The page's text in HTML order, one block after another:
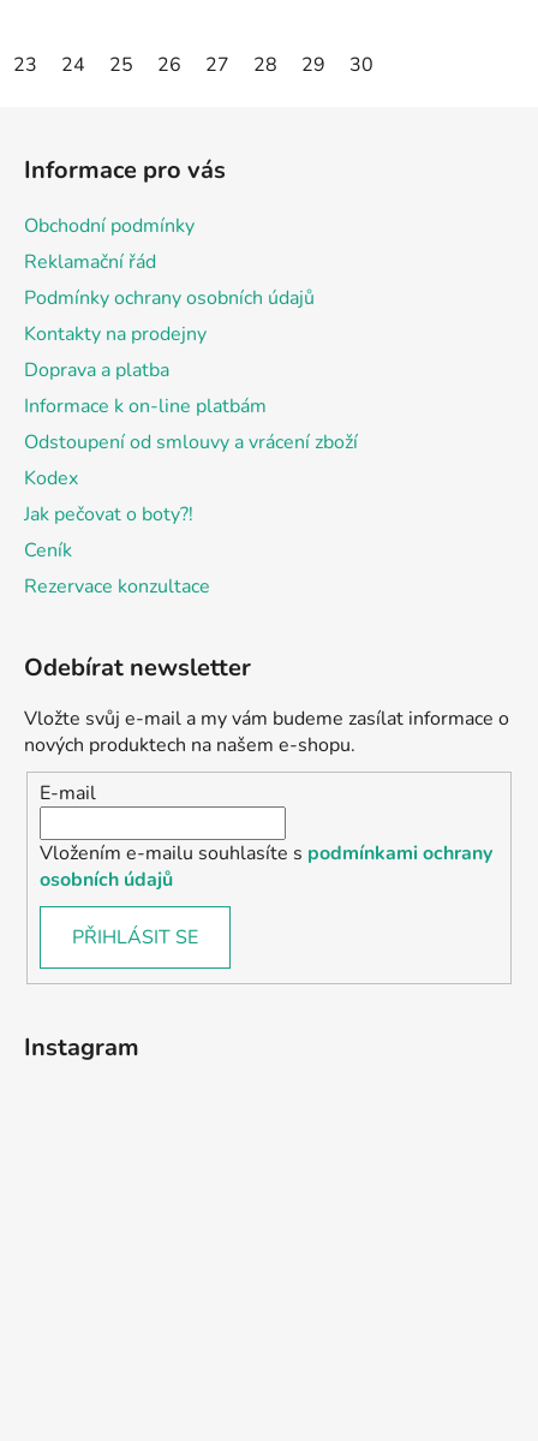
23 24 25 26 27 28 29 30
Informace pro vás
Obchodní podmínky
Reklamační řád
Podmínky ochrany osobních údajů
Kontakty na prodejny
Doprava a platba
Informace k on-line platbám
Odstoupení od smlouvy a vrácení zboží
Kodex
Jak pečovat o boty?!
Ceník
Rezervace konzultace
Odebírat newsletter
Vložte svůj e-mail a my vám budeme zasílat informace o
nových produktech na našem e-shopu.
E-mail
Vložením e-mailu souhlasíte s podmínkami ochrany
osobních údajů
PŘIHLÁSIT SE
Instagram